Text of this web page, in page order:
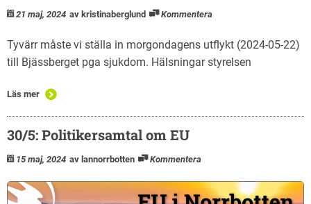
21 maj, 2024 av kristinaberglund Kommentera
Tyvärr måste vi ställa in morgondagens utflykt (2024-05-22)
till Bjässberget pga sjukdom. Hälsningar styrelsen
Läs mer
30/5: Politikersamtal om EU
15 maj, 2024 av lannorrbotten Kommentera